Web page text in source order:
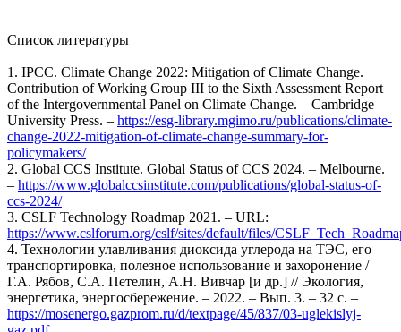
Список литературы
1. IPCC. Climate Change 2022: Mitigation of Climate Change.
Contribution of Working Group III to the Sixth Assessment Report
of the Intergovernmental Panel on Climate Change. – Cambridge
University Press. – https://esg-library.mgimo.ru/publications/climate-
change-2022-mitigation-of-climate-change-summary-for-
policymakers/
2. Global CCS Institute. Global Status of CCS 2024. – Melbourne.
– https://www.globalccsinstitute.com/publications/global-status-of-
ccs-2024/
3. CSLF Technology Roadmap 2021. – URL:
https://www.cslforum.org/cslf/sites/default/files/
4. Технологии улавливания диоксида углерода на ТЭС, его
транспортировка, полезное использование и захоронение /
Г.А. Рябов, С.А. Петелин, А.Н. Вивчар [и др.] // Экология,
энергетика, энергосбережение. – 2022. – Вып. 3. – 32 с. –
https://mosenergo.gazprom.ru/d/textpage/45/837/03-uglekislyj-